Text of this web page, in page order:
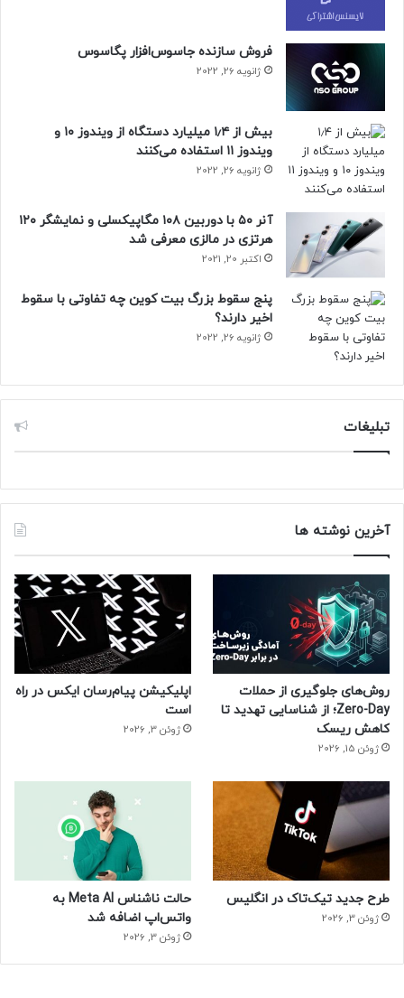
فروش سازنده جاسوس‌افزار پگاسوس
ژانویه 26, 2022
بیش از ۱٫۴ میلیارد دستگاه از ویندوز ۱۰ و
ویندوز ۱۱ استفاده می‌کنند
ژانویه 26, 2022
آنر ۵۰ با دوربین ۱۰۸ مگاپیکسلی و نمایشگر ۱۲۰
هرتزی در مالزی معرفی شد
اکتبر 20, 2021
پنج سقوط بزرگ بیت کوین چه تفاوتی با سقوط
اخیر دارند؟
ژانویه 26, 2022
تبلیغات
آخرین نوشته ها
روش‌های جلوگیری از حملات
Zero-Day؛ از شناسایی تهدید تا
کاهش ریسک
ژوئن 15, 2026
اپلیکیشن پیام‌رسان ایکس در راه
است
ژوئن 3, 2026
طرح جدید تیک‌تاک در انگلیس
ژوئن 3, 2026
حالت ناشناس Meta AI به
واتس‌اپ اضافه شد
ژوئن 3, 2026